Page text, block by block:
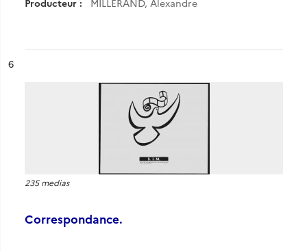
Producteur : MILLERAND, Alexandre
n°
6
235 medias
Correspondance.